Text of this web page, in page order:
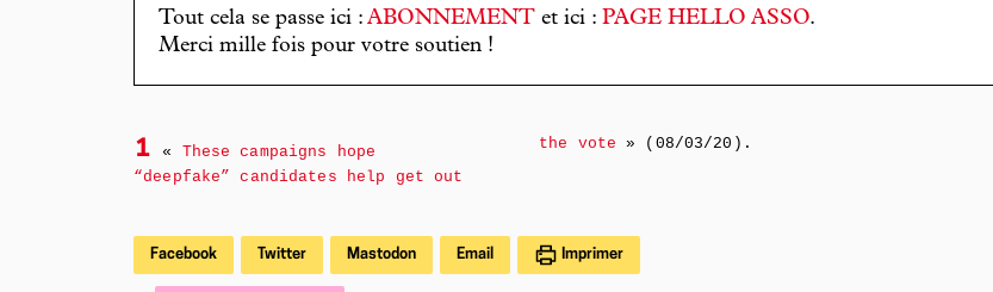
Tout cela se passe ici : ABONNEMENT et ici : PAGE HELLO ASSO.
Merci mille fois pour votre soutien !
1 « These campaigns hope
“deepfake” candidates help get out
the vote » (08/03/20).
Facebook Twitter Mastodon Email Imprimer